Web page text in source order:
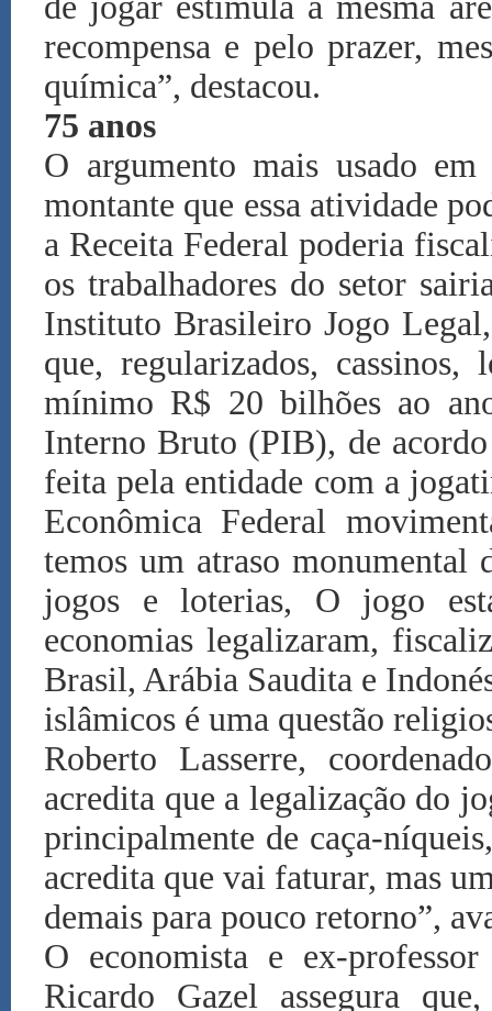
recompensa e pelo prazer,
química”, destacou.
75 anos
O argumento mais usado
montante que essa atividade
a Receita Federal poderia
os trabalhadores do setor
Instituto Brasileiro Jogo
que, regularizados,
mínimo R$ 20 bilhões ao
Interno Bruto (PIB), de
feita pela entidade com a
Econômica Federal
temos um atraso monumental
jogos e loterias, O jogo
economias legalizaram,
Brasil, Arábia Saudita e
islâmicos é uma questão
Roberto Lasserre,
acredita que a legalização do
principalmente de caça-
acredita que vai faturar, mas
demais para pouco retorno”,
O economista e ex-
Ricardo Gazel assegura